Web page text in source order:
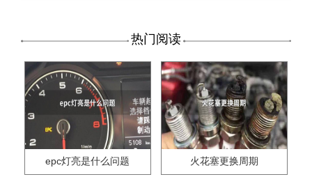
热门阅读
epc灯亮是什么问题 火花塞更换周期